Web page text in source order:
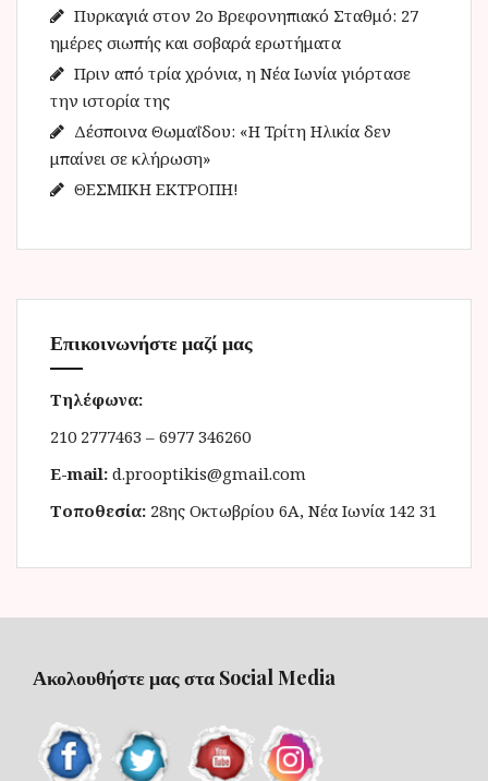
α
:
Πυρκαγιά στον 2ο Βρεφονηπιακό Σταθμό: 27
ημέρες σιωπής και σοβαρά ερωτήματα
Πριν από τρία χρόνια, η Νέα Ιωνία γιόρτασε
την ιστορία της
Δέσποινα Θωμαΐδου: «Η Τρίτη Ηλικία δεν
μπαίνει σε κλήρωση»
ΘΕΣΜΙΚΗ ΕΚΤΡΟΠΗ!
Επικοινωνήστε μαζί μας
Τηλέφωνα:
210 2777463 – 6977 346260
E-mail: d.prooptikis@gmail.com
Τοποθεσία: 28ης Οκτωβρίου 6Α, Νέα Ιωνία 142 31
Ακολουθήστε μας στα Social Media